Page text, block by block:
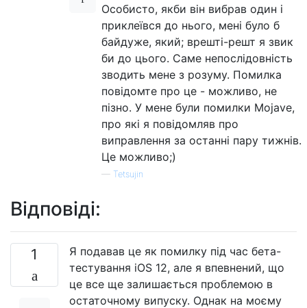
Особисто, якби він вибрав один і
приклеївся до нього, мені було б
байдуже, який; врешті-решт я звик
би до цього. Саме непослідовність
зводить мене з розуму. Помилка
повідомте про це - можливо, не
пізно. У мене були помилки Mojave,
про які я повідомляв про
виправлення за останні пару тижнів.
Це можливо;)
— Tetsujin
Відповіді:
1
Я подавав це як помилку під час бета-
тестування iOS 12, але я впевнений, що
це все ще залишається проблемою в
остаточному випуску. Однак на моєму